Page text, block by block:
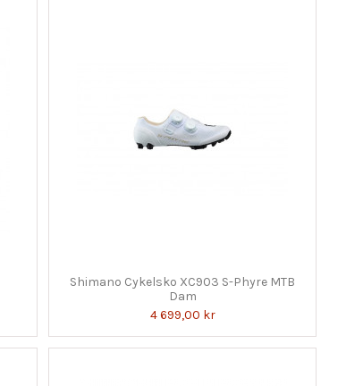
Shimano Cykelsko XC903 S-Phyre MTB
Dam
4 699,00 kr